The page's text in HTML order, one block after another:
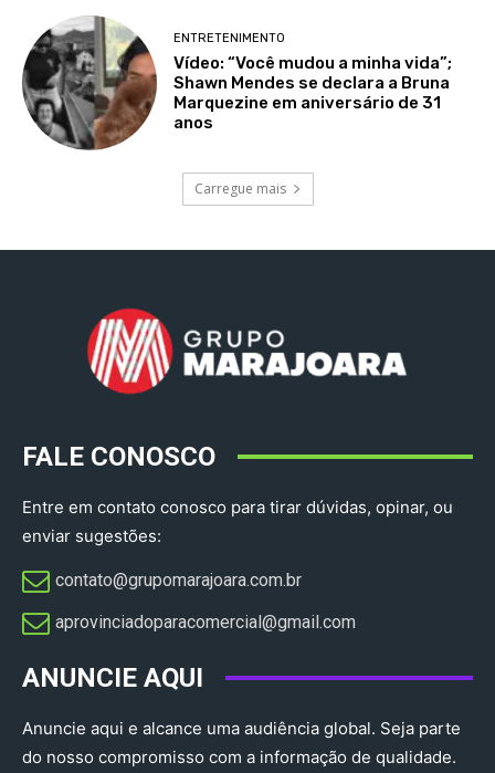
ENTRETENIMENTO
Vídeo: “Você mudou a minha vida”;
Shawn Mendes se declara a Bruna
Marquezine em aniversário de 31
anos
Carregue mais
FALE CONOSCO
Entre em contato conosco para tirar dúvidas, opinar, ou
enviar sugestões:
contato@grupomarajoara.com.br
aprovinciadoparacomercial@gmail.com​
ANUNCIE AQUI
Anuncie aqui e alcance uma audiência global. Seja parte
do nosso compromisso com a informação de qualidade.